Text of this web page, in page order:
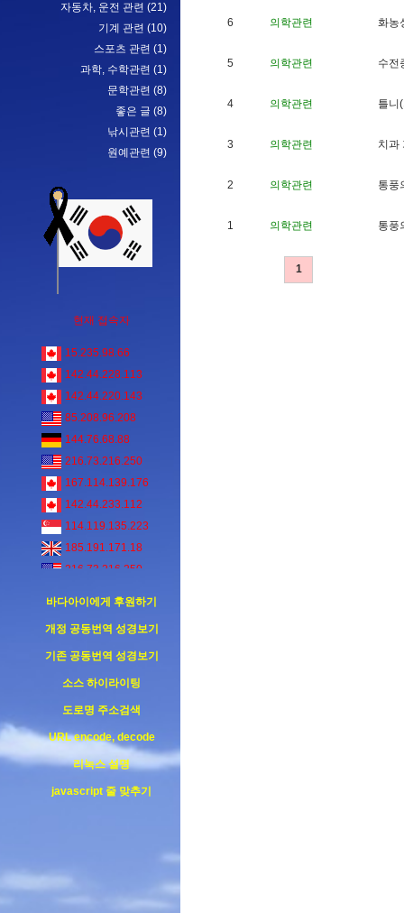
자동차, 운전 관련 (21)
기계 관련 (10)
스포츠 관련 (1)
과학, 수학관련 (1)
문학관련 (8)
좋은 글 (8)
낚시관련 (1)
원예관련 (9)
현재 접속자
15.235.98.66
142.44.228.113
142.44.220.143
85.208.96.208
144.76.68.88
216.73.216.250
167.114.139.176
142.44.233.112
114.119.135.223
185.191.171.18
216.73.216.250
바다아이에게 후원하기
개정 공동번역 성경보기
기존 공동번역 성경보기
소스 하이라이팅
도로명 주소검색
URL encode, decode
리눅스 설명
javascript 줄 맞추기
6 의학관련 화농
5 의학관련 수전
4 의학관련 틀니 (
3 의학관련 치 과
2 의학관련 통풍
1 의학관련 통풍
1